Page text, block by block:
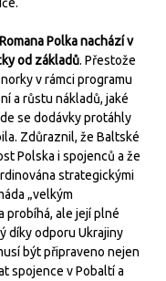
Polka nachází v
od základů. Přestože
v rámci programu
a růstu nákladů, jaké
se dodávky protáhly
Zdůraznil, že Baltské
Polska i spojenců a že
strategickými
„velkým
probíhá, ale její plné
díky odporu Ukrajiny
být připraveno nejen
spojence v Pobaltí a